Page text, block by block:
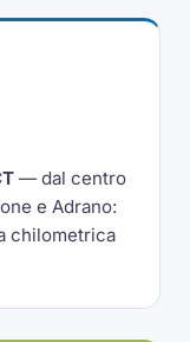
— dal centro
e Adrano:
chilometrica